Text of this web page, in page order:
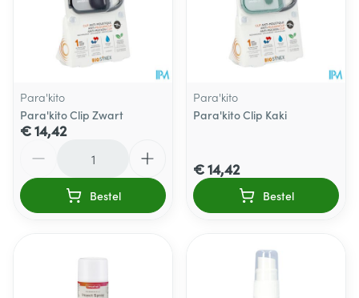
Para'kito
Para'kito Clip Zwart
€ 14,42
Bestel
Para'kito
Para'kito Clip Kaki
€ 14,42
Bestel